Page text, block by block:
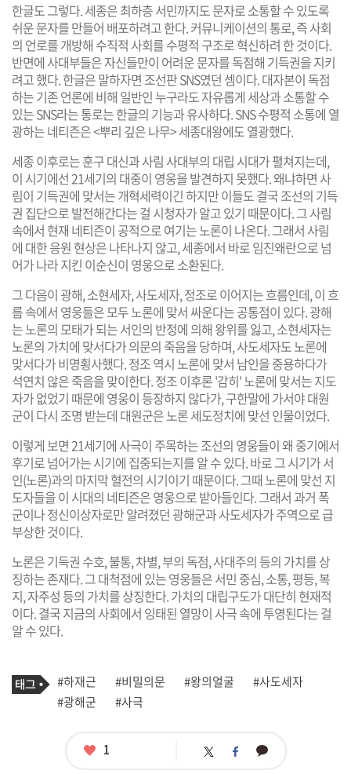
한글도 그렇다. 세종은 최하층 서민까지도 문자로 소통할 수 있도록
쉬운 문자를 만들어 배포하려고 한다. 커뮤니케이션의 통로, 즉 사회
의 언로를 개방해 수직적 사회를 수평적 구조로 혁신하려 한 것이다.
반면에 사대부들은 자신들만이 어려운 문자를 독점해 기득권을 지키
려고 했다. 한글은 말하자면 조선판 SNS였던 셈이다. 대자본이 독점
하는 기존 언론에 비해 일반인 누구라도 자유롭게 세상과 소통할 수
있는 SNS라는 통로는 한글의 기능과 유사하다. SNS 수평적 소통에 열
광하는 네티즌은 <뿌리 깊은 나무> 세종대왕에도 열광했다.
세종 이후로는 훈구 대신과 사림 사대부의 대립 시대가 펼쳐지는데,
이 시기에선 21세기의 대중이 영웅을 발견하지 못했다. 왜냐하면 사
림이 기득권에 맞서는 개혁세력이긴 하지만 이들도 결국 조선의 기득
권 집단으로 발전해간다는 걸 시청자가 알고 있기 때문이다. 그 사림
속에서 현재 네티즌이 공적으로 여기는 노론이 나온다. 그래서 사림
에 대한 응원 현상은 나타나지 않고, 세종에서 바로 임진왜란으로 넘
어가 나라 지킨 이순신이 영웅으로 소환된다.
그 다음이 광해, 소현세자, 사도세자, 정조로 이어지는 흐름인데, 이 흐
름 속에서 영웅들은 모두 노론에 맞서 싸운다는 공통점이 있다. 광해
는 노론의 모태가 되는 서인의 반정에 의해 왕위를 잃고, 소현세자는
노론의 가치에 맞서다가 의문의 죽음을 당하며, 사도세자도 노론에
맞서다가 비명횡사했다. 정조 역시 노론에 맞서 남인을 중용하다가
석연치 않은 죽음을 맞이한다. 정조 이후론 '감히' 노론에 맞서는 지도
자가 없었기 때문에 영웅이 등장하지 않다가, 구한말에 가서야 대원
군이 다시 조명 받는데 대원군은 노론 세도정치에 맞선 인물이었다.
이렇게 보면 21세기에 사극이 주목하는 조선의 영웅들이 왜 중기에서
후기로 넘어가는 시기에 집중되는지를 알 수 있다. 바로 그 시기가 서
인(노론)과의 마지막 혈전의 시기이기 때문이다. 그때 노론에 맞선 지
도자들을 이 시대의 네티즌은 영웅으로 받아들인다. 그래서 과거 폭
군이나 정신이상자로만 알려졌던 광해군과 사도세자가 주역으로 급
부상한 것이다.
노론은 기득권 수호, 불통, 차별, 부의 독점, 사대주의 등의 가치를 상
징하는 존재다. 그 대척점에 있는 영웅들은 서민 중심, 소통, 평등, 복
지, 자주성 등의 가치를 상징한다. 가치의 대립구도가 대단히 현재적
이다. 결국 지금의 사회에서 잉태된 열망이 사극 속에 투영된다는 걸
알 수 있다.
기
사
관
련
태
그
#하재근 #비밀의문 #왕의얼굴
#사도세자
#광해군
#사극
좋
1 트 페 카